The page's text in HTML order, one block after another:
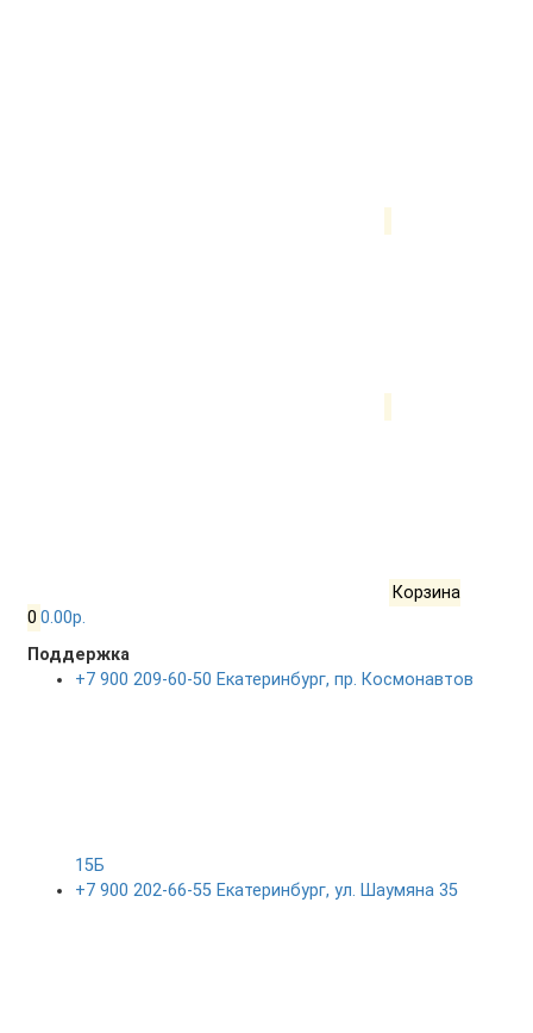
Корзина
0 0.00р.
Поддержка
+7 900 209-60-50 Екатеринбург, пр. Космонавтов
15Б
+7 900 202-66-55 Екатеринбург, ул. Шаумяна 35